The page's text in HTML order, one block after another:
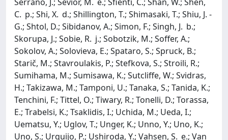
C. p.; Shi, X. d.; Shillington, T.; Shimasaki, T.; Shiu, J. -
G.; Shtol, D.; Sibidanov, A.; Simon, F.; Singh, J. b.;
Skorupa, J.; Sobie, R. j.; Sobotzik, M.; Soffer, A.;
Sokolov, A.; Solovieva, E.; Spataro, S.; Spruck, B.;
Starič, M.; Stavroulakis, P.; Stefkova, S.; Stroili, R.;
Sumihama, M.; Sumisawa, K.; Sutcliffe, W.; Svidras,
H.; Takizawa, M.; Tamponi, U.; Tanaka, S.; Tanida, K.;
Tenchini, F.; Tittel, O.; Tiwary, R.; Tonelli, D.; Torassa,
E.; Trabelsi, K.; Tsaklidis, I.; Uchida, M.; Ueda, I.;
Uematsu, Y.; Uglov, T.; Unger, K.; Unno, Y.; Uno, K.;
Uno, S.; Urquijo, P.; Ushiroda, Y.; Vahsen, S. e.; Van